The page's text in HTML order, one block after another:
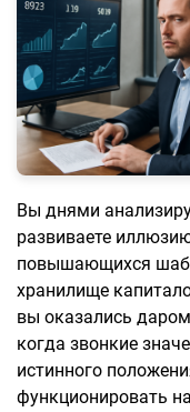
Вы днями
развиваете
повышающихся
хранилище
вы оказались
когда звонкие
истинного
функционировать